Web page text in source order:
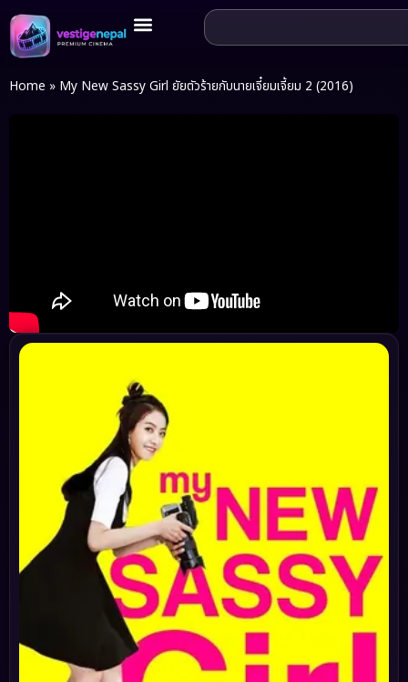
Home » My New Sassy Girl ยัยตัวร้ายกับนายเจี๋ยมเจี้ยม 2 (2016)